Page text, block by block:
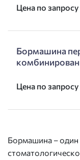
Цена по запросу
Бормашина
Цена по запросу
Бормашина – один